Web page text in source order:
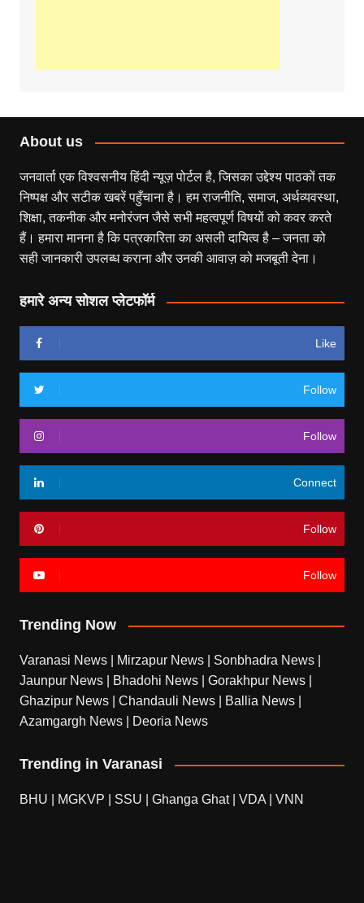
About us
जनवार्ता एक विश्वसनीय हिंदी न्यूज़ पोर्टल है, जिसका उद्देश्य पाठकों तक
निष्पक्ष और सटीक खबरें पहुँचाना है। हम राजनीति, समाज, अर्थव्यवस्था,
शिक्षा, तकनीक और मनोरंजन जैसे सभी महत्वपूर्ण विषयों को कवर करते
हैं। हमारा मानना है कि पत्रकारिता का असली दायित्व है – जनता को
सही जानकारी उपलब्ध कराना और उनकी आवाज़ को मजबूती देना।
हमारे अन्य सोशल प्लेटफॉर्म
Like
Follow
Follow
Connect
Follow
Follow
Trending Now
Varanasi News Mirzapur News Sonbhadra News
Jaunpur News
Bhadohi News Gorakhpur News
Ghazipur News
Chandauli News Ballia News
Azamgargh News
Deoria News
Trending in Varanasi
BHU MGKVP SSU Ghanga Ghat| VDA VNN